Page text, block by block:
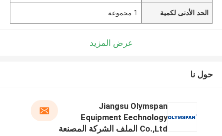
الحد الأدنى لكمية 1 مجموعة
عرض المزيد
حول نا
Jiangsu Olymspan
Equipment Eechnology
Co.,Ltd الملف الشركة المصنعة